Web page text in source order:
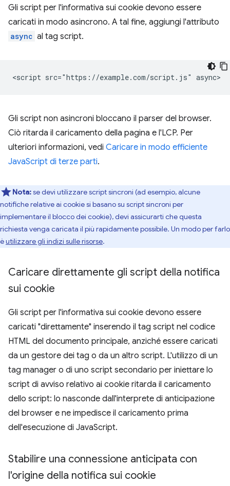
Gli script per l'informativa sui cookie devono essere
caricati in modo asincrono. A tal fine, aggiungi l'attributo
async al tag script.
Gli script non asincroni bloccano il parser del browser.
Ciò ritarda il caricamento della pagina e l'LCP. Per
ulteriori informazioni, vedi Caricare in modo efficiente
JavaScript di terze parti.
Nota:se devi utilizzare script sincroni (ad esempio, alcune
notifiche relative ai cookie si basano su script sincroni per
implementare il blocco dei cookie), devi assicurarti che questa
richiesta venga caricata il più rapidamente possibile. Un modo per farlo
èutilizzare gli indizi sulle risorse.
Caricare direttamente gli script della notifica
sui cookie
Gli script per l'informativa sui cookie devono essere
caricati "direttamente" inserendo il tag script nel codice
HTML del documento principale, anziché essere caricati
da un gestore dei tag o da un altro script. L'utilizzo di un
tag manager o di uno script secondario per iniettare lo
script di avviso relativo ai cookie ritarda il caricamento
dello script: lo nasconde dall'interprete di anticipazione
del browser e ne impedisce il caricamento prima
dell'esecuzione di JavaScript.
Stabilire una connessione anticipata con
l'origine della notifica sui cookie